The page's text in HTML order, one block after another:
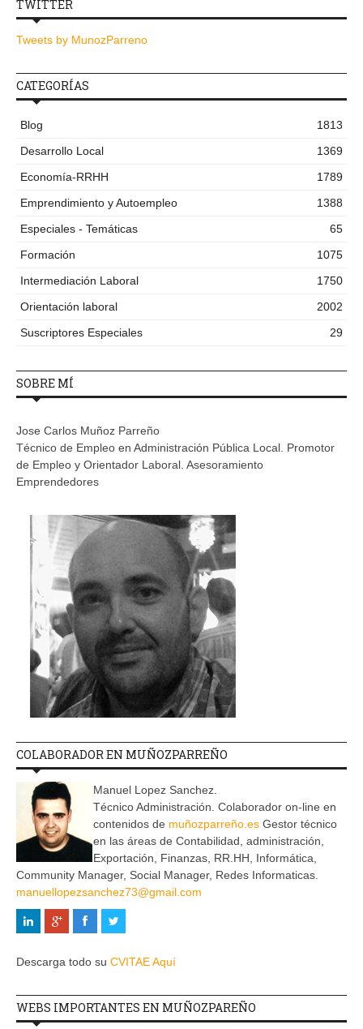
TWITTER
Tweets by MunozParreno
CATEGORÍAS
Blog
1813
Desarrollo Local
1369
Economía-RRHH
1789
Emprendimiento y Autoempleo
1388
Especiales - Temáticas
65
Formación
1075
Intermediación Laboral
1750
Orientación laboral
2002
Suscriptores Especiales
29
SOBRE MÍ
Jose Carlos Muñoz Parreño
Técnico de Empleo en Administración Pública Local. Promotor
de Empleo y Orientador Laboral. Asesoramiento
Emprendedores
COLABORADOR EN MUÑOZPARREÑO
Manuel Lopez Sanchez.
Técnico Administración. Colaborador on-line en
contenidos de muñozparreño.es Gestor técnico
en las áreas de Contabilidad, administración,
Exportación, Finanzas, RR.HH, Informática,
Community Manager, Social Manager, Redes Informaticas.
manuellopezsanchez73@gmail.com
Descarga todo su CVITAE Aquí
WEBS IMPORTANTES EN MUÑOZPAREÑO